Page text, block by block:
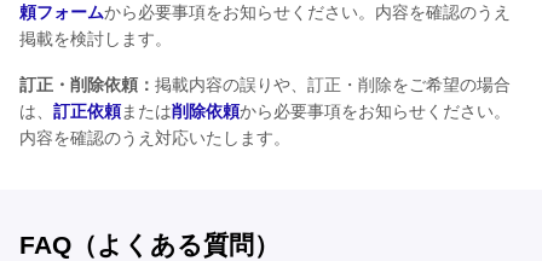
頼フォームから必要事項をお知らせください。内容を確認のうえ
掲載を検討します。
訂正・削除依頼： 掲載内容の誤りや、訂正・削除をご希望の場合
は、 訂正依頼または削除依頼から必要事項をお知らせください。
内容を確認のうえ対応いたします。
FAQ（よくある質問）